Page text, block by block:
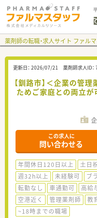
薬剤師の転職・求人サイト ファル
更新日： 2026/07/21 薬剤師求人ID：
【釧路市】＜企業の管
ためご家庭との両立
この求人に
問い合わせる
年間休日120日以上 土日
週32h以上
未経験可 ブ
転勤なし
車通勤可 高給
空港近く
管理薬剤師 教
~18時までの職場